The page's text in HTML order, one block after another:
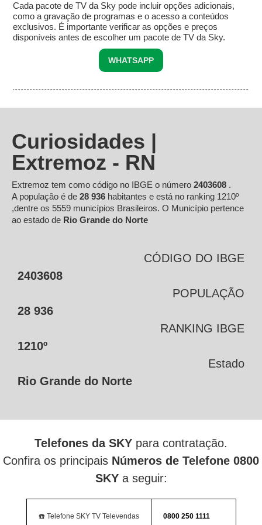
Cada pacote de TV da Sky pode incluir opções adicionais,
como a gravação de programas e o acesso a conteúdos
exclusivos. É importante verificar as opções e preços
disponíveis antes de escolher um pacote de TV da Sky.
WHATSAPP
Curiosidades |
Extremoz - RN
Extremoz tem como código no IBGE o número 2403608 .
A população é de 28 936 habitantes e está no ranking 1210º
,dentre os 5559 municípios Brasileiros. O Município pertence
ao estado de Rio Grande do Norte
CÓDIGO DO IBGE
2403608
POPULAÇÃO
28 936
RANKING IBGE
1210º
Estado
Rio Grande do Norte
Telefones da SKY para contratação.
Confira os principais Números de Telefone 0800
SKYa seguir:
☎️ Telefone SKY TV Televendas 0800 250 1111